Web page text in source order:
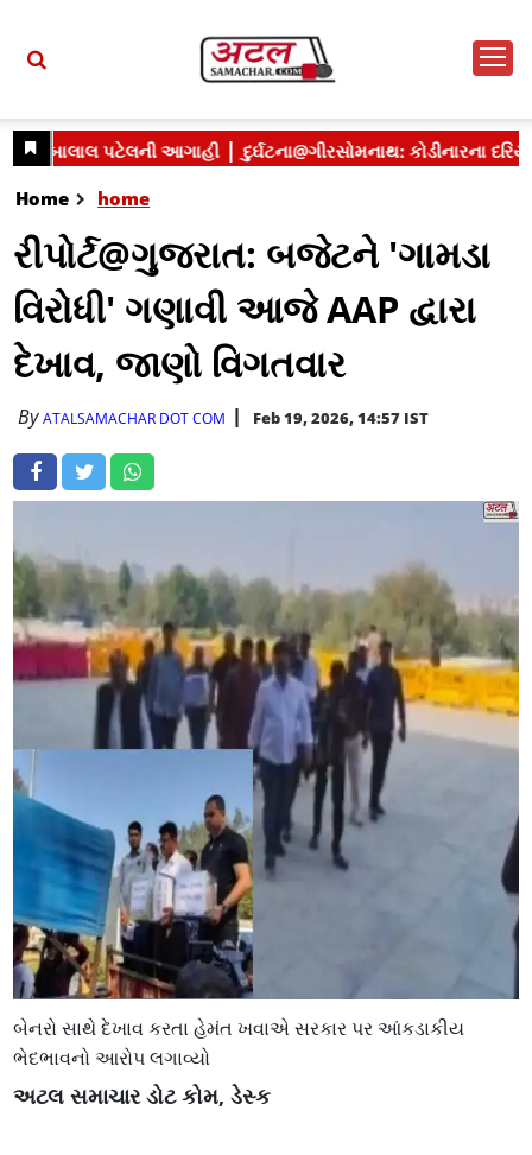
Home home
રીપોર્ટ@ગુજરાત: બજેટને 'ગામડા
વિરોધી' ગણાવી આજે AAP દ્વારા
દેખાવ, જાણો વિગતવાર
ByATALSAMACHAR DOT COM Feb 19, 2026, 14:57 IST
બેનરો સાથે દેખાવ કરતા હેમંત ખવાએ સરકાર પર આંકડાકીય
ભેદભાવનો આરોપ લગાવ્યો
અટલ સમાચાર ડોટ કોમ, ડેસ્ક